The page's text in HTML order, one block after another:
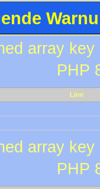
array
PHP
Line
array
PHP